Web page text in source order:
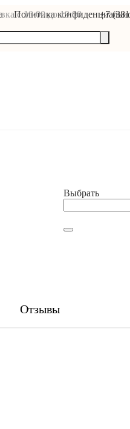
Политика
с 10:00 до 19:00 +7
Выбрать
Отзывы